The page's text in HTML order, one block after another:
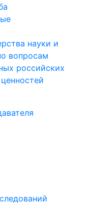
науки и
вопросам
российских